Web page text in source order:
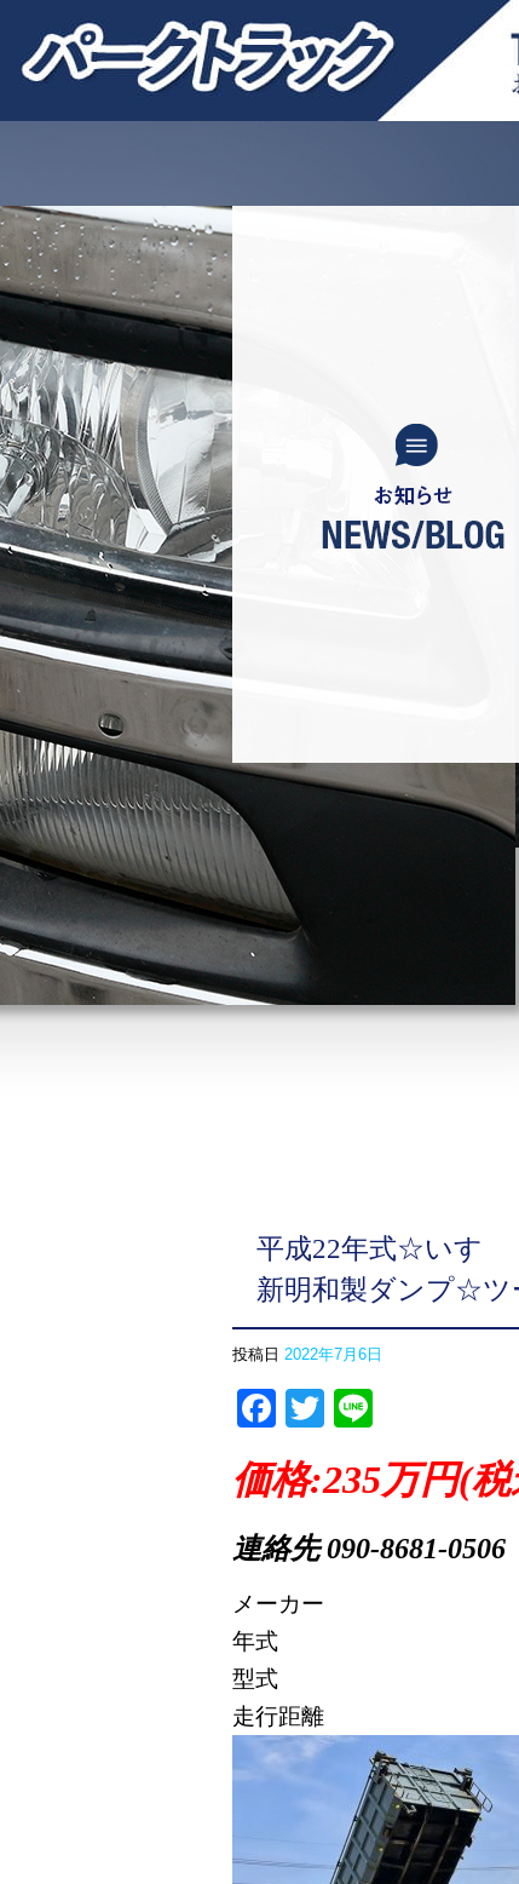
平成22年式☆いす
新明和製ダンプ☆
投稿日 2022年7月6日
Facebook
Twitter
価格:235万円(税
連絡先 090-8681-0506
メーカー
年式
型式
走行距離